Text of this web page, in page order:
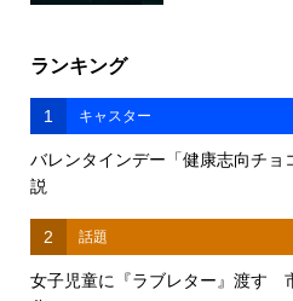
ランキング
1 キャスター
バレンタインデー「健康志向チョ
説
2 話題
女子児童に『ラブレター』渡す